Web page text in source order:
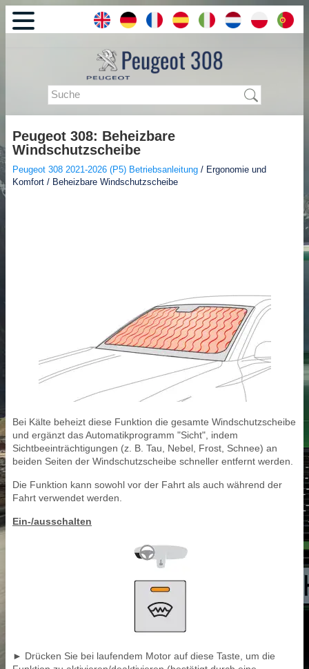
Peugeot 308: Beheizbare
Windschutzscheibe
Peugeot 308 2021-2026 (P5) Betriebsanleitung / Ergonomie und
Komfort / Beheizbare Windschutzscheibe
Bei Kälte beheizt diese Funktion die gesamte Windschutzscheibe
und ergänzt das Automatikprogramm "Sicht", indem
Sichtbeeinträchtigungen (z. B. Tau, Nebel, Frost, Schnee) an
beiden Seiten der Windschutzscheibe schneller entfernt werden.
Die Funktion kann sowohl vor der Fahrt als auch während der
Fahrt verwendet werden.
Ein-/ausschalten
► Drücken Sie bei laufendem Motor auf diese Taste, um die